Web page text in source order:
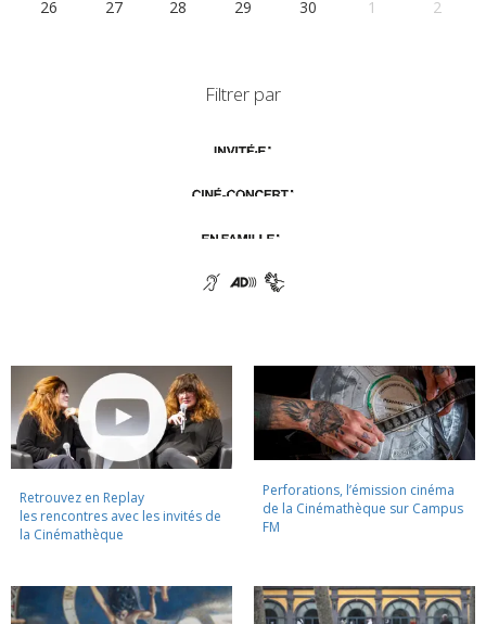
26
27 28 29 30 1 2
Filtrer par
Retrouvez en Replay
les rencontres avec les invités de
la Cinémathèque
Perforations, l’émission cinéma
de la Cinémathèque sur Campus
FM